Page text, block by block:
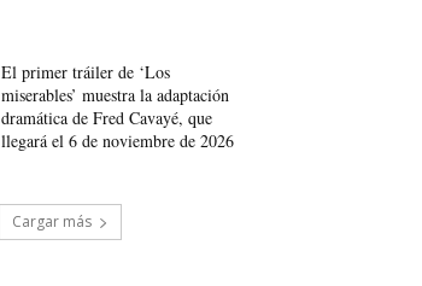
El primer tráiler de ‘Los
miserables’ muestra la adaptación
dramática de Fred Cavayé, que
llegará el 6 de noviembre de 2026
Cargar más